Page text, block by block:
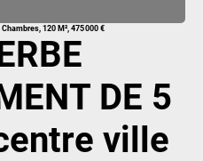
120 M², 475 000 €
DE 5
ville